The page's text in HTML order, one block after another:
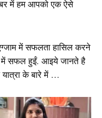
में हम आपको एक ऐसे
में सफलता हासिल करने
में सफल हुईं. आइये जानते है
के बारे में …